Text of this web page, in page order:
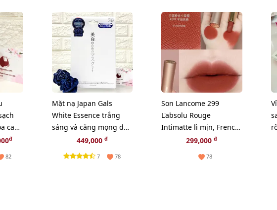
cao
đ
82
Mặt nạ Japan Gals
White Essence trắng
sáng và căng mọng da -
449,000 đ
7 78
Son Lancome 299
L'absolu Rouge
Intimatte lì mịn, French
Cashmere cam đỏ gạch
299,000đ
78